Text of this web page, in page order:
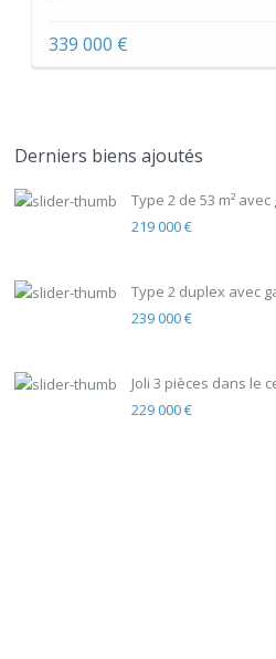
339 000 €
Derniers biens ajoutés
Type 2 de 53 m²
219 000 €
Type 2 duplex avec
239 000 €
Joli 3 pièces dans le
229 000 €